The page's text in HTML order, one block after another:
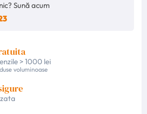
Sună acum
> 1000 lei
voluminoase